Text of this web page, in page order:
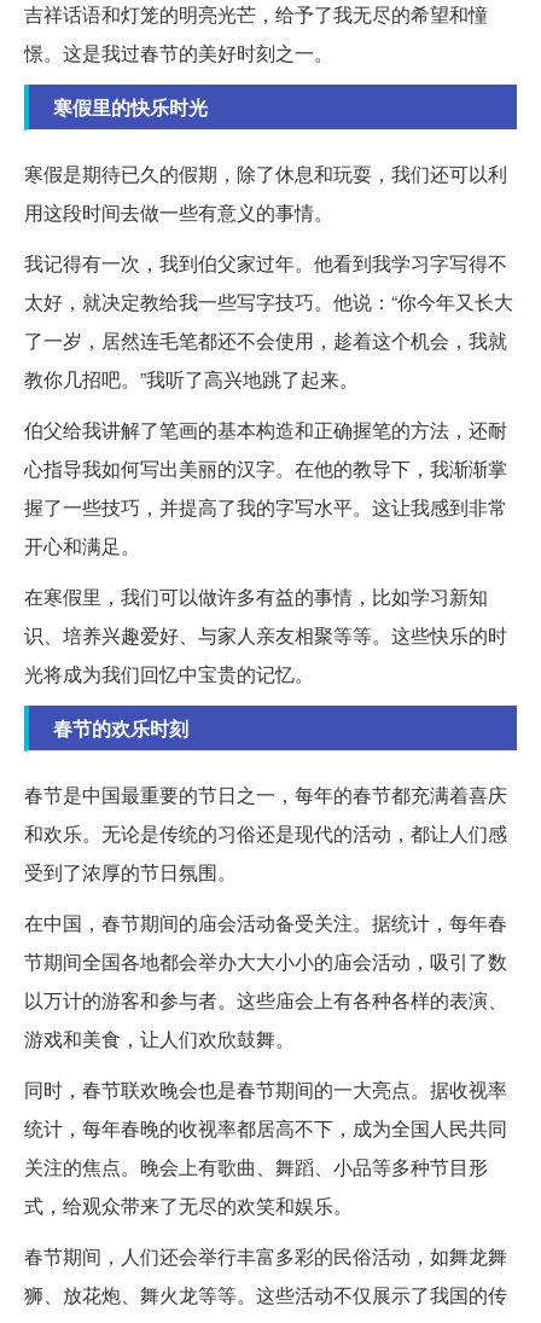
吉祥话语和灯笼的明亮光芒，给予了我无尽的希望和憧
憬。这是我过春节的美好时刻之一。
寒假里的快乐时光
寒假是期待已久的假期，除了休息和玩耍，我们还可以利
用这段时间去做一些有意义的事情。
我记得有一次，我到伯父家过年。他看到我学习字写得不
太好，就决定教给我一些写字技巧。他说：“你今年又长大
了一岁，居然连毛笔都还不会使用，趁着这个机会，我就
教你几招吧。”我听了高兴地跳了起来。
伯父给我讲解了笔画的基本构造和正确握笔的方法，还耐
心指导我如何写出美丽的汉字。在他的教导下，我渐渐掌
握了一些技巧，并提高了我的字写水平。这让我感到非常
开心和满足。
在寒假里，我们可以做许多有益的事情，比如学习新知
识、培养兴趣爱好、与家人亲友相聚等等。这些快乐的时
光将成为我们回忆中宝贵的记忆。
春节的欢乐时刻
春节是中国最重要的节日之一，每年的春节都充满着喜庆
和欢乐。无论是传统的习俗还是现代的活动，都让人们感
受到了浓厚的节日氛围。
在中国，春节期间的庙会活动备受关注。据统计，每年春
节期间全国各地都会举办大大小小的庙会活动，吸引了数
以万计的游客和参与者。这些庙会上有各种各样的表演、
游戏和美食，让人们欢欣鼓舞。
同时，春节联欢晚会也是春节期间的一大亮点。据收视率
统计，每年春晚的收视率都居高不下，成为全国人民共同
关注的焦点。晚会上有歌曲、舞蹈、小品等多种节目形
式，给观众带来了无尽的欢笑和娱乐。
春节期间，人们还会举行丰富多彩的民俗活动，如舞龙舞
狮、放花炮、舞火龙等等。这些活动不仅展示了我国的传